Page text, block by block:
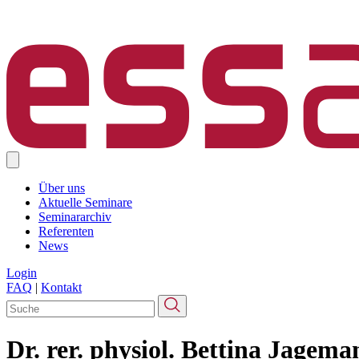
Über uns
Aktuelle Seminare
Seminararchiv
Referenten
News
Login
FAQ | Kontakt
Dr. rer. physiol. Bettina